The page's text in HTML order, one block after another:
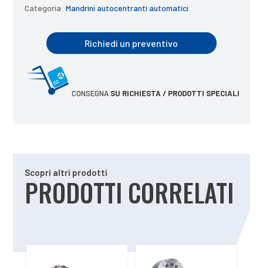
Categoria:Mandrini autocentranti automatici
Richiedi un preventivo
CONSEGNA SU RICHIESTA / PRODOTTI SPECIALI
Scopri altri prodotti
PRODOTTI CORRELATI